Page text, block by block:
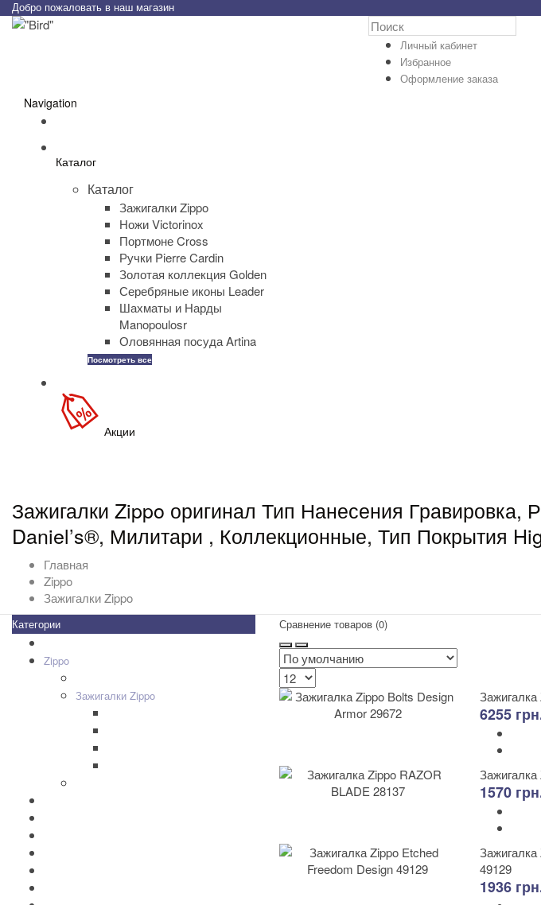
Добро пожаловать в наш магазин
Личный кабинет
Избранное
Оформление заказа
Navigation
Каталог
Каталог
Зажигалки Zippo
Ножи Victorinox
Портмоне Cross
Ручки Pierre Cardin
Золотая коллекция Golden
Серебряные иконы Leader
Шахматы и Нарды
Manopoulosr
Оловянная посуда Artina
Посмотреть все
Акции
Зажигалки Zippo оригинал Тип Нанесения Гравировка,
Daniel’s®, Милитари , Коллекционные, Тип Покрытия
Главная
Zippo
Зажигалки Zippo
Категории
Zippo
Зажигалки Zippo
Сравнение товаров (0)
6255
1570
49129
1936